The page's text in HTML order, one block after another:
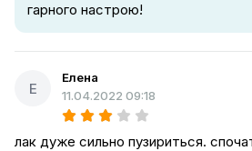
гарного настрою!
Е
Елена
11.04.2022 09:18
лак дуже сильно пузириться.